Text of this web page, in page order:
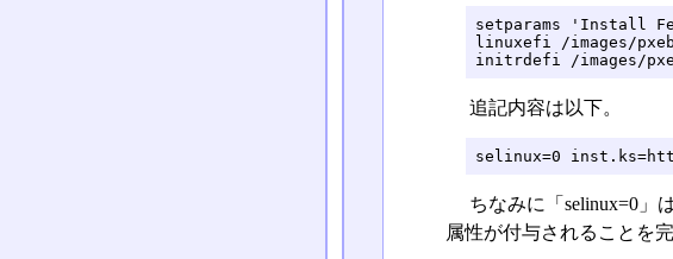
setparams 'Install
linuxefi /images/
initrdefi /images/
追記内容は以下。
selinux=0
ちなみに「selinux=0」
属性が付与されることを